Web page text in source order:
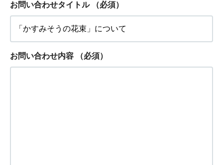
お問い合わせタイトル （必須）
お問い合わせ内容 （必須）